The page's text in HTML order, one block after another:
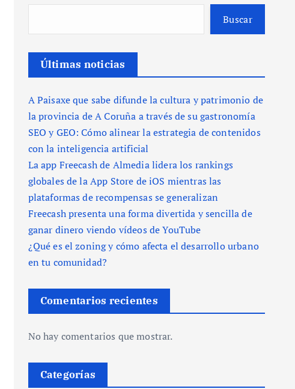
Buscar
Últimas noticias
A Paisaxe que sabe difunde la cultura y patrimonio de
la provincia de A Coruña a través de su gastronomía
SEO y GEO: Cómo alinear la estrategia de contenidos
con la inteligencia artificial
La app Freecash de Almedia lidera los rankings
globales de la App Store de iOS mientras las
plataformas de recompensas se generalizan
Freecash presenta una forma divertida y sencilla de
ganar dinero viendo vídeos de YouTube
¿Qué es el zoning y cómo afecta el desarrollo urbano
en tu comunidad?
Comentarios recientes
No hay comentarios que mostrar.
Categorías